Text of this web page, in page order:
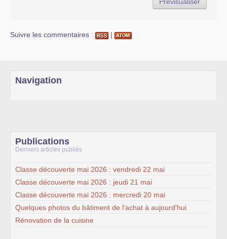
Suivre les commentaires : |
Navigation
Publications
Derniers articles publiés
Classe découverte mai 2026 : vendredi 22 mai
Classe découverte mai 2026 : jeudi 21 mai
Classe découverte mai 2026 : mercredi 20 mai
Quelques photos du bâtiment de l’achat à aujourd’hui
Rénovation de la cuisine